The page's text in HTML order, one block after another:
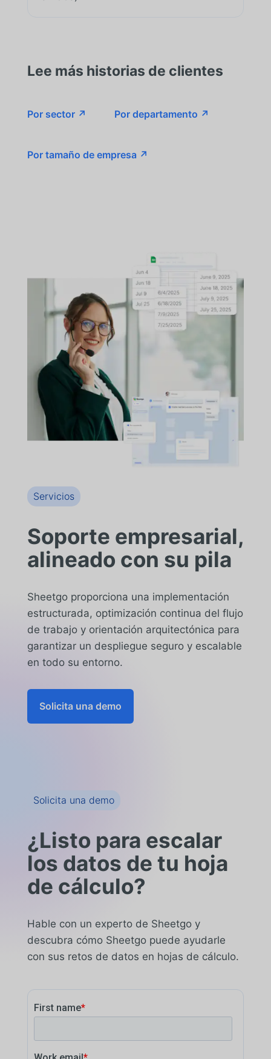
Lee más historias de clientes
Por sector ↗ Por departamento ↗
Por tamaño de empresa ↗
Servicios
Soporte empresarial,
alineado con su pila
Sheetgo proporciona una implementación
estructurada, optimización continua del flujo
de trabajo y orientación arquitectónica para
garantizar un despliegue seguro y escalable
en todo su entorno.
Solicita una demo
Solicita una demo
¿Listo para escalar
los datos de tu hoja
de cálculo?
Hable con un experto de Sheetgo y
descubra cómo Sheetgo puede ayudarle
con sus retos de datos en hojas de cálculo.